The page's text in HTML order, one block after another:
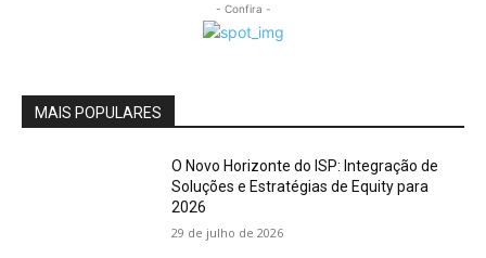
- Confira -
MAIS POPULARES
O Novo Horizonte do ISP: Integração de
Soluções e Estratégias de Equity para
2026
29 de julho de 2026